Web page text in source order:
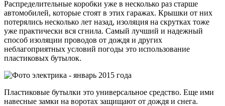
Распределительные коробки уже в несколько раз старше
автомобилей, которые стоят в этих гаражах. Крышки от них
потерялись несколько лет назад, изоляция на скрутках тоже
уже практически вся сгнила. Самый лучший и надежный
способ изоляции проводов от дождя и других
неблагоприятных условий погоды это использование
пластиковых бутылок.
Пластиковые бутылки это универсальное средство. Еще ими
навесные замки на воротах защищают от дождя и снега.